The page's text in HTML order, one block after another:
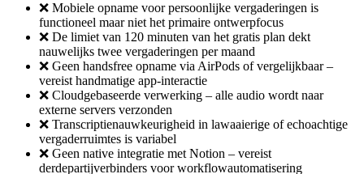
❌ Mobiele opname voor persoonlijke vergaderingen is
functioneel maar niet het primaire ontwerpfocus
❌ De limiet van 120 minuten van het gratis plan dekt
nauwelijks twee vergaderingen per maand
❌ Geen handsfree opname via AirPods of vergelijkbaar –
vereist handmatige app-interactie
❌ Cloudgebaseerde verwerking – alle audio wordt naar
externe servers verzonden
❌ Transcriptienauwkeurigheid in lawaaierige of echoachtige
vergaderruimtes is variabel
❌ Geen native integratie met Notion – vereist
derdepartijverbinders voor workflowautomatisering